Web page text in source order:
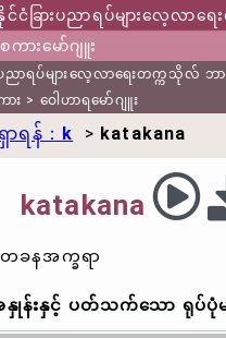
ငံခြားပညာရပ်များလေ့လာရ
ားမော်ဂျူး
ညာရပ်များလေ့လာရေးတက္ကသိုလ် ဘာ
ား > ဝေါဟာရမော်ဂျူး
ရန်： k > katakana
katakana
ခနအက္ခရာ
န်းနှင့် ပတ်သက်သော ရုပ်ပုံမျ